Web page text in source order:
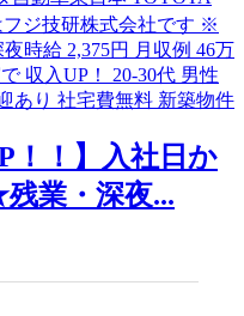
！！】入社日か
業・深夜...